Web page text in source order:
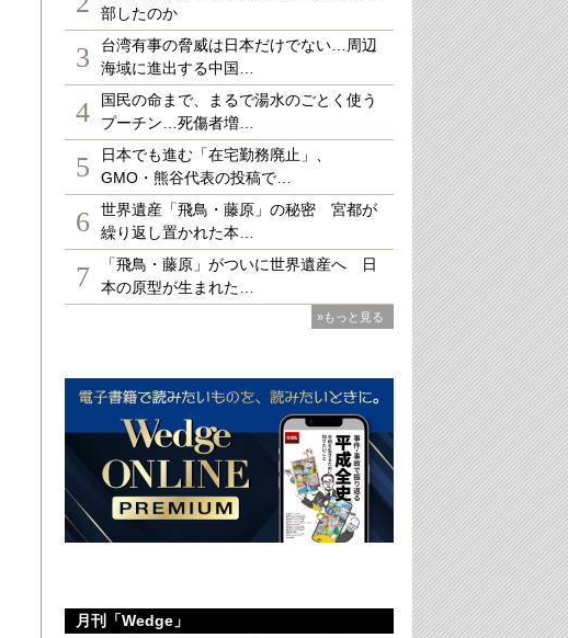
部したのか
3
台湾有事の脅威は日本だけでない…周辺
海域に進出する中国…
4
国民の命まで、まるで湯水のごとく使う
プーチン…死傷者増…
5
日本でも進む「在宅勤務廃止」、
GMO・熊谷代表の投稿で…
6
世界遺産「飛鳥・藤原」の秘密 宮都が
繰り返し置かれた本…
7
「飛鳥・藤原」がついに世界遺産へ 日
本の原型が生まれた…
»もっと見る
月刊「Wedge」